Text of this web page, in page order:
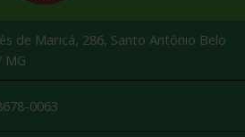
de Maricá, 286, Santo Antônio Belo
MG
0063